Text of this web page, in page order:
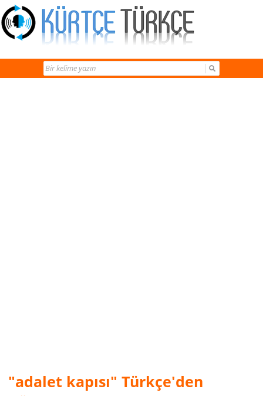
"adalet kapısı" Türkçe'den